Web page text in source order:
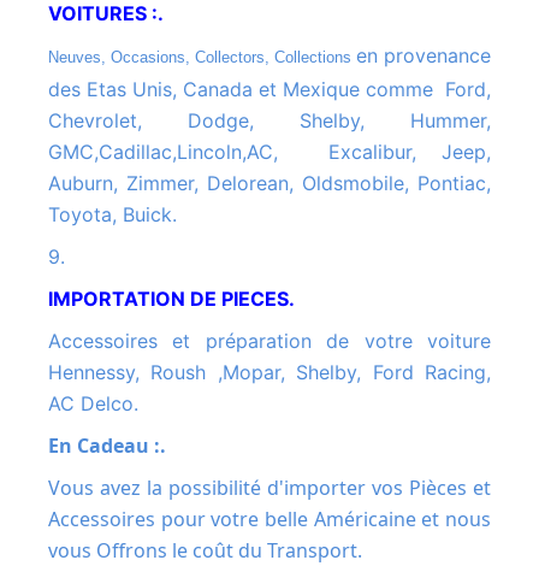
VOITURES :.
Neuves, Occasions, Collectors, Collections en provenance
des Etas Unis, Canada et Mexique comme Ford,
Chevrolet, Dodge, Shelby, Hummer,
GMC,Cadillac,Lincoln,AC, Excalibur, Jeep,
Auburn, Zimmer, Delorean, Oldsmobile, Pontiac,
Toyota, Buick.
9.
IMPORTATION DE PIECES.
Accessoires et préparation de votre voiture
Hennessy, Roush ,Mopar, Shelby, Ford Racing,
AC Delco.
En Cadeau :.
Vous avez la possibilité d'importer vos Pièces et
Accessoires pour votre belle Américaine et nous
vous Offrons le coût du Transport.